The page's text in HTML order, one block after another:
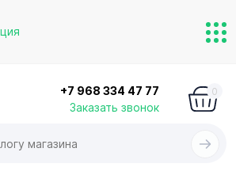
+7 968 334 47 77
Заказать звонок
0